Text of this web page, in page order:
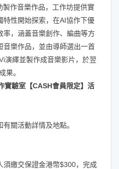
作音樂作品，工作坊提供實
特性開始探索，在AI協作下優
，涵蓋音樂創作、編曲等方
音樂作品，並由導師選出一首
演繹並製作成音樂影片，於翌
果。
驗室【CASH會員限定】 活
關活動詳情及地點。
須繳交保證金港幣$300，完成